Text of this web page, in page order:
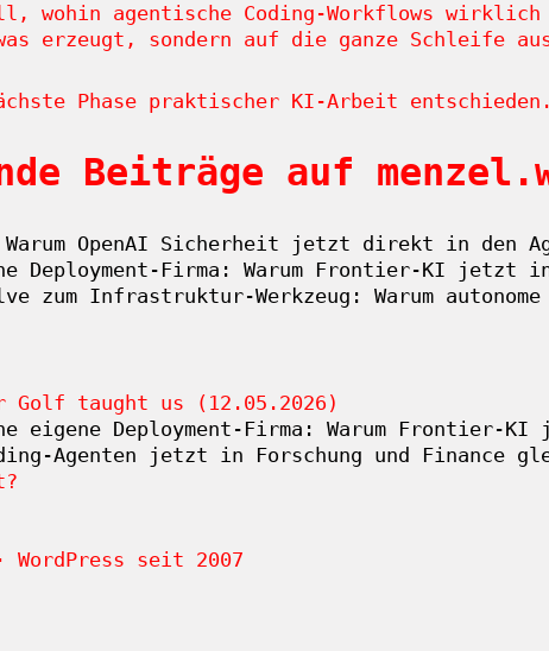
wohin agentische Coding-Workflows
erzeugt, sondern auf die ganze Schleife
Phase praktischer KI-Arbeit entschieden.
Beiträge auf
OpenAI Sicherheit jetzt direkt in den
Deployment-Firma: Warum Frontier-KI jetzt
zum Infrastruktur-Werkzeug: Warum
Golf taught us (12.05.2026)
eigene Deployment-Firma: Warum Frontier-
Agenten jetzt in Forschung und Finance
WordPress seit 2007